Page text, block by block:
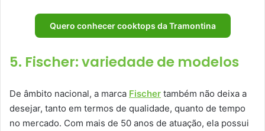
Quero conhecer cooktops da Tramontina
5. Fischer: variedade de modelos
De âmbito nacional, a marca Fischer também não deixa a
desejar, tanto em termos de qualidade, quanto de tempo
no mercado. Com mais de 50 anos de atuação, ela possui